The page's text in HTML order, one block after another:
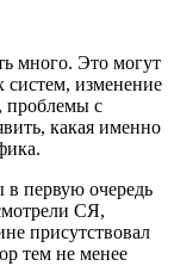
много. Это могут
систем, изменение
проблемы с
какая именно
первую очередь
СЯ,
присутствовал
тем не менее